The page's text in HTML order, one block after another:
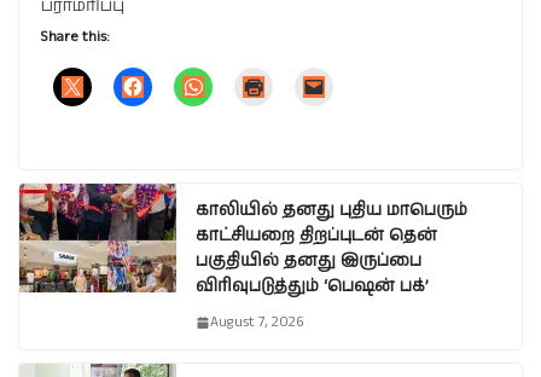
பராமரிப்பு
Share this:
காலியில் தனது புதிய மாபெரும்
காட்சியறை திறப்புடன் தென்
பகுதியில் தனது இருப்பை
விரிவுபடுத்தும் ‘பெஷன் பக்’
August 7, 2026